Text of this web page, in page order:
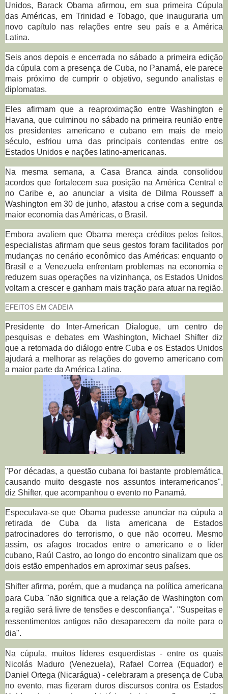
Unidos, Barack Obama afirmou, em sua primeira Cúpula
das Américas, em Trinidad e Tobago, que inauguraria um
novo capítulo nas relações entre seu país e a América
Latina.
Seis anos depois e encerrada no sábado a primeira edição
da cúpula com a presença de Cuba, no Panamá, ele parece
mais próximo de cumprir o objetivo, segundo analistas e
diplomatas.
Eles afirmam que a reaproximação entre Washington e
Havana, que culminou no sábado na primeira reunião entre
os presidentes americano e cubano em mais de meio
século, esfriou uma das principais contendas entre os
Estados Unidos e nações latino-americanas.
Na mesma semana, a Casa Branca ainda consolidou
acordos que fortalecem sua posição na América Central e
no Caribe e, ao anunciar a visita de Dilma Rousseff a
Washington em 30 de junho, afastou a crise com a segunda
maior economia das Américas, o Brasil.
Embora avaliem que Obama mereça créditos pelos feitos,
especialistas afirmam que seus gestos foram facilitados por
mudanças no cenário econômico das Américas: enquanto o
Brasil e a Venezuela enfrentam problemas na economia e
reduzem suas operações na vizinhança, os Estados Unidos
voltam a crescer e ganham mais tração para atuar na região.
EFEITOS EM CADEIA
Presidente do Inter-American Dialogue, um centro de
pesquisas e debates em Washington, Michael Shifter diz
que a retomada do diálogo entre Cuba e os Estados Unidos
ajudará a melhorar as relações do governo americano com
a maior parte da América Latina.
"Por décadas, a questão cubana foi bastante problemática,
causando muito desgaste nos assuntos interamericanos",
diz Shifter, que acompanhou o evento no Panamá.
Especulava-se que Obama pudesse anunciar na cúpula a
retirada de Cuba da lista americana de Estados
patrocinadores do terrorismo, o que não ocorreu. Mesmo
assim, os afagos trocados entre o americano e o líder
cubano, Raúl Castro, ao longo do encontro sinalizam que os
dois estão empenhados em aproximar seus países.
Shifter afirma, porém, que a mudança na política americana
para Cuba "não significa que a relação de Washington com
a região será livre de tensões e desconfiança". "Suspeitas e
ressentimentos antigos não desaparecem da noite para o
dia".
Na cúpula, muitos líderes esquerdistas - entre os quais
Nicolás Maduro (Venezuela), Rafael Correa (Equador) e
Daniel Ortega (Nicarágua) - celebraram a presença de Cuba
no evento, mas fizeram duros discursos contra os Estados